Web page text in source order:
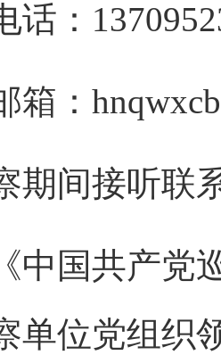
：
：
间接听联系
国共产党巡
单位党组织